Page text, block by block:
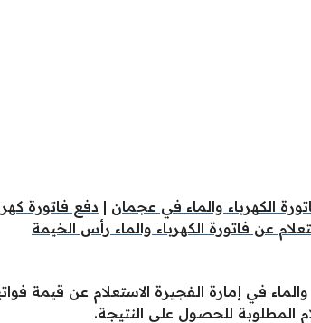
الكهرباء والماء في عجمان | دفع فاتورة
عن فاتورة الكهرباء والماء رأس الخيمة
في إمارة الفجيرة الاستعلام عن قيمة
المطلوبة للحصول على النتيجة.